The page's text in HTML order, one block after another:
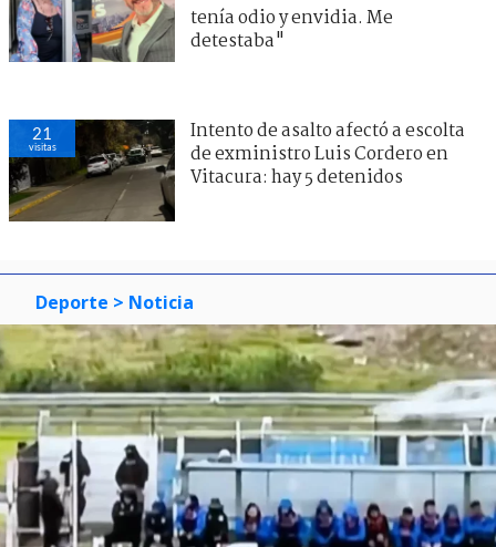
tenía odio y envidia. Me
detestaba"
21
visitas
Intento de asalto afectó a escolta
de exministro Luis Cordero en
Vitacura: hay 5 detenidos
Deporte > Noticia